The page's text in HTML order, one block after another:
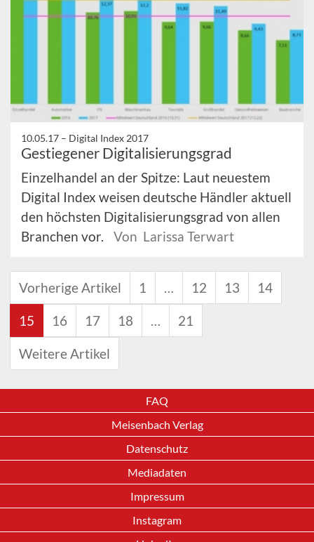
10.05.17 – Digital Index 2017
Gestiegener Digitalisierungsgrad
Einzelhandel an der Spitze: Laut neuestem
Digital Index weisen deutsche Händler aktuell
den höchsten Digitalisierungsgrad von allen
Branchen vor.
Von Larissa Terwart
Vorherige Artikel 1 … 12 13 14
15 16 17 18 … 21
Weitere Artikel
FAQ
Meisenbach Verlag
Datenschutz
Mediadaten
Impressum
Instagram